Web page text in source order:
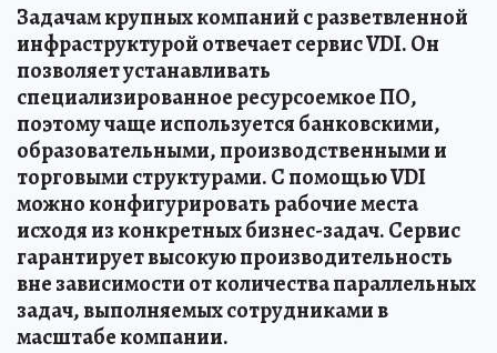
Задачам крупных компаний с разветвленной
инфраструктурой отвечает сервис VDI. Он
позволяет устанавливать
специализированное ресурсоемкое ПО,
поэтому чаще используется банковскими,
образовательными, производственными и
торговыми структурами. С помощью VDI
можно конфигурировать рабочие места
исходя из конкретных бизнес-задач. Сервис
гарантирует высокую производительность
вне зависимости от количества параллельных
задач, выполняемых сотрудниками в
масштабе компании.